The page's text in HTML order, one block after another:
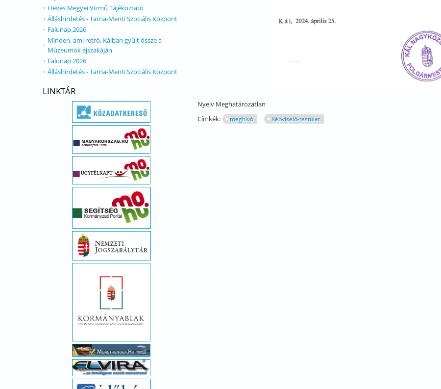
Nyelv Meghatározatlan
Címkék:
meghívó Képviselő-testület
Heves Megyei Vízmű Tájékoztató
Álláshirdetés - Tarna-Menti Szociális Központ
Falunap 2026
Minden, ami retró, Kálban gyűlt össze a
Múzeumok éjszakáján
Falunap 2026
Álláshirdetés - Tarna-Menti Szociális Központ
LINKTÁR